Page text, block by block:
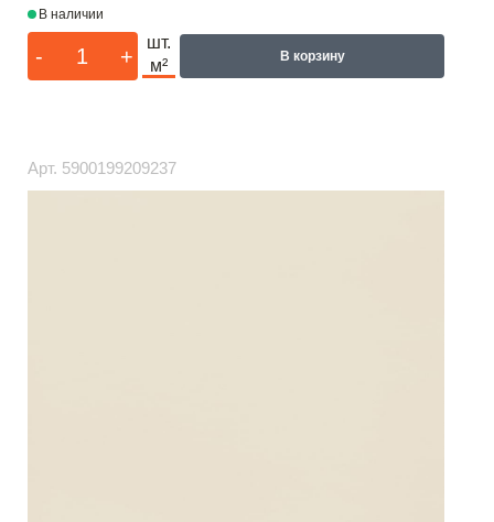
В наличии
- +
шт.
м²
В корзину
Арт. 5900199209237